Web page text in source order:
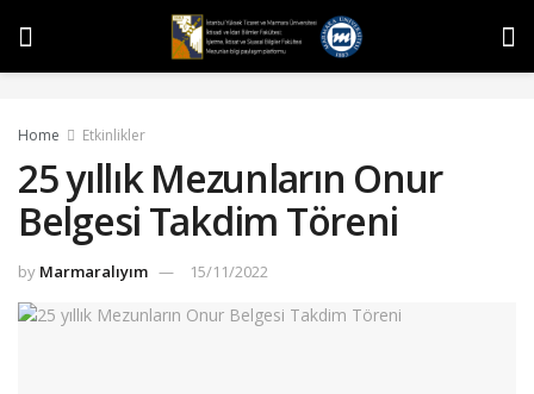
Home Etkinlikler
25 yıllık Mezunların Onur
Belgesi Takdim Töreni
by Marmaralıyım 15/11/2022